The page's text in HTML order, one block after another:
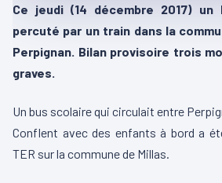
Ce jeudi (14 décembre 2017)
percuté par un train dans la
Perpignan. Bilan provisoire trois
graves.
Un bus scolaire qui circulait entre
Conflent avec des enfants à bord a
TER sur la commune de Millas.